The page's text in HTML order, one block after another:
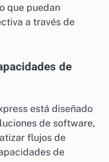
que puedan
a través de
de
está diseñado
de software,
flujos de
de